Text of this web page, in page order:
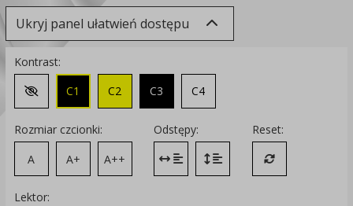
Ukryj panel ułatwień dostępu
Kontrast:
Zmień kontrast na domyślny
C1 C2 C3 C4
Rozmiar czcionki:
A
A+ A++
Odstępy:
Zmień odstęp między literami
Zmień interlinię i margines
Reset:
Przywróć
Lektor: